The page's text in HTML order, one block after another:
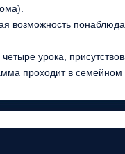
возможность
урока,
проходит в